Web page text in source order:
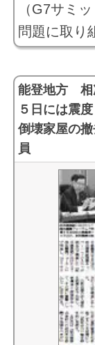
（G7サミ
問題に取り
能登地方 相
５日には震
倒壊家屋の
員